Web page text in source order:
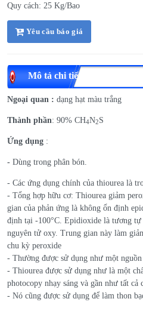
Quy cách: 25 Kg/Bao
Yêu cầu báo giá
Mô tả chi tiết
Ngoại quan : dạng hạt màu trắng
Thành phần: 90% CH4N2S
Ứng dụng :
- Dùng trong phân bón.
- Các ứng dụng chính của thiourea là
- Tổng hợp hữu cơ: Thiourea giảm
gian của phản ứng là không ổn định
định tại -100°C. Epidioxide là tương
nguyên tử oxy. Trung gian này làm
chu kỳ peroxide
- Thường được sử dụng như một
- Thiourea được sử dụng như là một
photocopy nhạy sáng và gần như tất cả
- Nó cũng được sử dụng để làm thon